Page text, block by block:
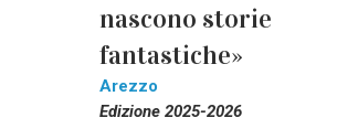
nascono storie
fantastiche»
Arezzo
Edizione 2025-2026